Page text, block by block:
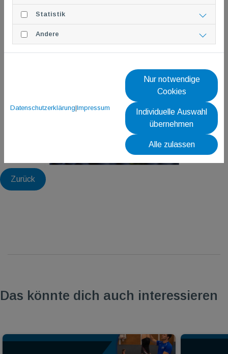
Zurück
Das könnte dich auch interessieren
Statistik
Andere
Datenschutzerklärung|Impressum
Nur notwendige
Cookies
Individuelle Auswahl
übernehmen
Alle zulassen